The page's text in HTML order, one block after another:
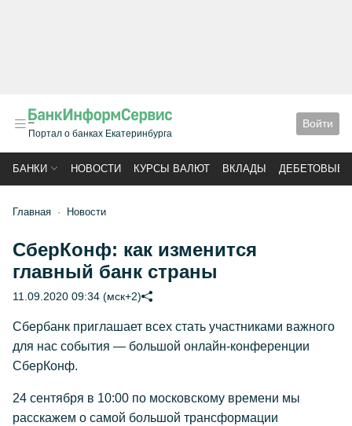
Портал о банках Екатеринбурга
Войти
БАНКИ НОВОСТИ КУРСЫ ВАЛЮТ ВКЛАДЫ ДЕБЕТОВЫЕ
Главная Новости
СберКонф: как изменится
главный банк страны
11.09.2020 09:34 (мск+2)
Сбербанк приглашает всех стать участниками важного
для нас события — большой онлайн-конференции
СберКонф.
24 сентября в 10:00 по московскому времени мы
расскажем о самой большой трансформации